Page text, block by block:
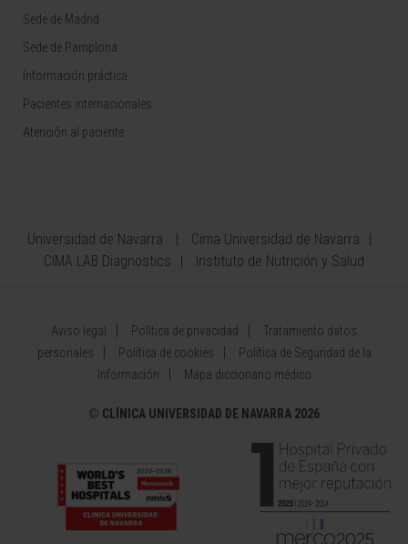
Sede de Madrid
Sede de Pamplona
Información práctica
Pacientes internacionales
Atención al paciente
Universidad de Navarra
Cima Universidad de Navarra
CIMA LAB Diagnostics
Instituto de Nutrición y Salud
Aviso legal Política de privacidad
Tratamiento datos
personales
Política de cookies
Política de Seguridad de la
Información
Mapa diccionario médico
© CLÍNICA UNIVERSIDAD DE NAVARRA 2026